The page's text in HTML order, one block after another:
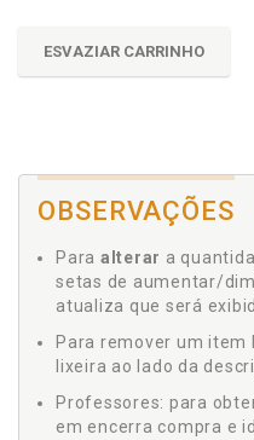
ESVAZIAR CARRINHO
OBSERVAÇÕES
Para alterar a
setas de aumentar/
atualiza que será
Para remover um item
lixeira ao lado da
Professores: para
em encerra compra e